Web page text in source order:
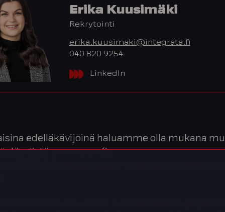
Erika Kuusimäki
Rekrytointi
erika.kuusimaki@integrata.fi
040 820 9254
LinkedIn
edelläkävijöinä haluamme olla mukana
parempaa (ja